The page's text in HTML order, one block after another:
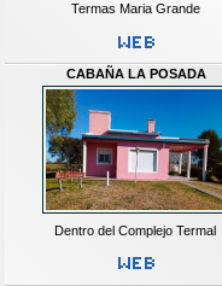
Termas Maria Grande
CABAÑA LA POSADA
Dentro del Complejo Termal